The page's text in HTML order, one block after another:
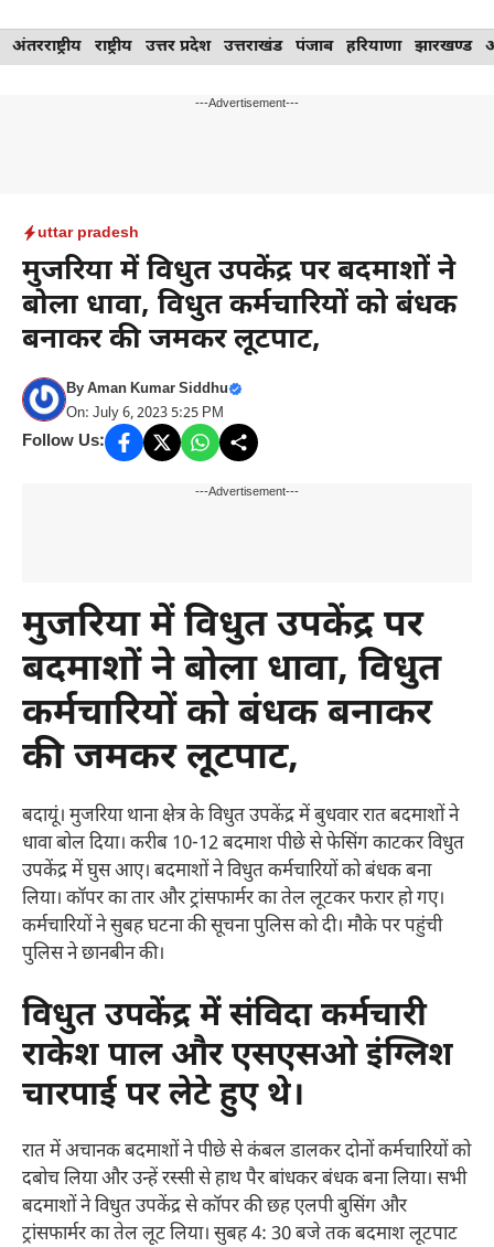
Skip
to
अंतरराष्ट्रीय राष्ट्रीय उत्तर प्रदेश उत्तराखंड पंजाब हरियाणा झारखण्ड
---Advertisement---
uttar pradesh
मुजरिया में विधुत उपकेंद्र पर बदमाशों ने
बोला धावा, विधुत कर्मचारियों को बंधक
बनाकर की जमकर लूटपाट,
ByAman Kumar Siddhu
On: July 6, 2023 5:25 PM
Follow Us:
---Advertisement---
मुजरिया में विधुत उपकेंद्र पर
बदमाशों ने बोला धावा, विधुत
कर्मचारियों को बंधक बनाकर
की जमकर लूटपाट,
बदायूं। मुजरिया थाना क्षेत्र के विधुत उपकेंद्र में बुधवार रात बदमाशों ने
धावा बोल दिया। करीब 10-12 बदमाश पीछे से फेसिंग काटकर विधुत
उपकेंद्र में घुस आए। बदमाशों ने विधुत कर्मचारियों को बंधक बना
लिया। कॉपर का तार और ट्रांसफार्मर का तेल लूटकर फरार हो गए।
कर्मचारियों ने सुबह घटना की सूचना पुलिस को दी। मौके पर पहुंची
पुलिस ने छानबीन की।
विधुत उपकेंद्र में संविदा कर्मचारी
राकेश पाल और एसएसओ इंग्लिश
चारपाई पर लेटे हुए थे।
रात में अचानक बदमाशों ने पीछे से कंबल डालकर दोनों कर्मचारियों को
दबोच लिया और उन्हें रस्सी से हाथ पैर बांधकर बंधक बना लिया। सभी
बदमाशों ने विधुत उपकेंद्र से कॉपर की छह एलपी बुसिंग और
ट्रांसफार्मर का तेल लूट लिया। सुबह 4: 30 बजे तक बदमाश लूटपाट